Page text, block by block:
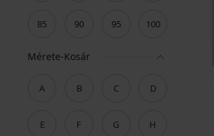
85 90 95 100
Mérete-Kosár
A B C D
E F G H